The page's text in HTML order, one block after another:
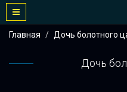
Главная Дочь болотного
Дочь